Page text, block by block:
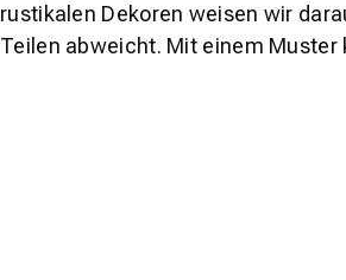
rustikalen Dekoren weisen wir
Teilen abweicht. Mit einem Muster